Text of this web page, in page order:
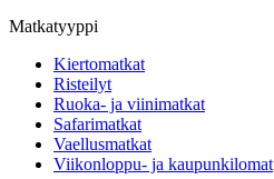
Matkatyyppi
Kiertomatkat
Risteilyt
Ruoka- ja viinimatkat
Safarimatkat
Vaellusmatkat
Viikonloppu- ja kaupunkilomat